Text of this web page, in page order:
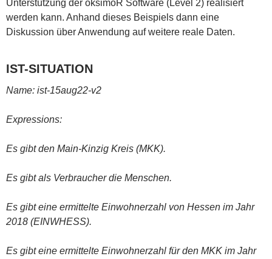
Unterstützung der oksimoR Software (Level 2) realisiert
werden kann. Anhand dieses Beispiels dann eine
Diskussion über Anwendung auf weitere reale Daten.
IST-SITUATION
Name: ist-15aug22-v2
Expressions:
Es gibt den Main-Kinzig Kreis (MKK).
Es gibt als Verbraucher die Menschen.
Es gibt eine ermittelte Einwohnerzahl von Hessen im Jahr
2018 (EINWHESS).
Es gibt eine ermittelte Einwohnerzahl für den MKK im Jahr